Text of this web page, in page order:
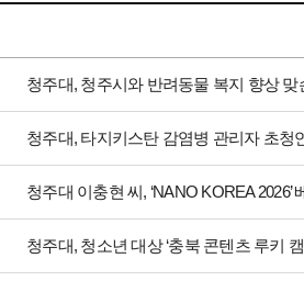
청주대, 청주시와 반려동물 복지 향상 맞
청주대, 타지키스탄 감염병 관리자 초청
청주대 이충현 씨, ‘NANO KOREA 2026’
청주대, 청소년 대상 ‘충북 콘텐츠 루키 캠